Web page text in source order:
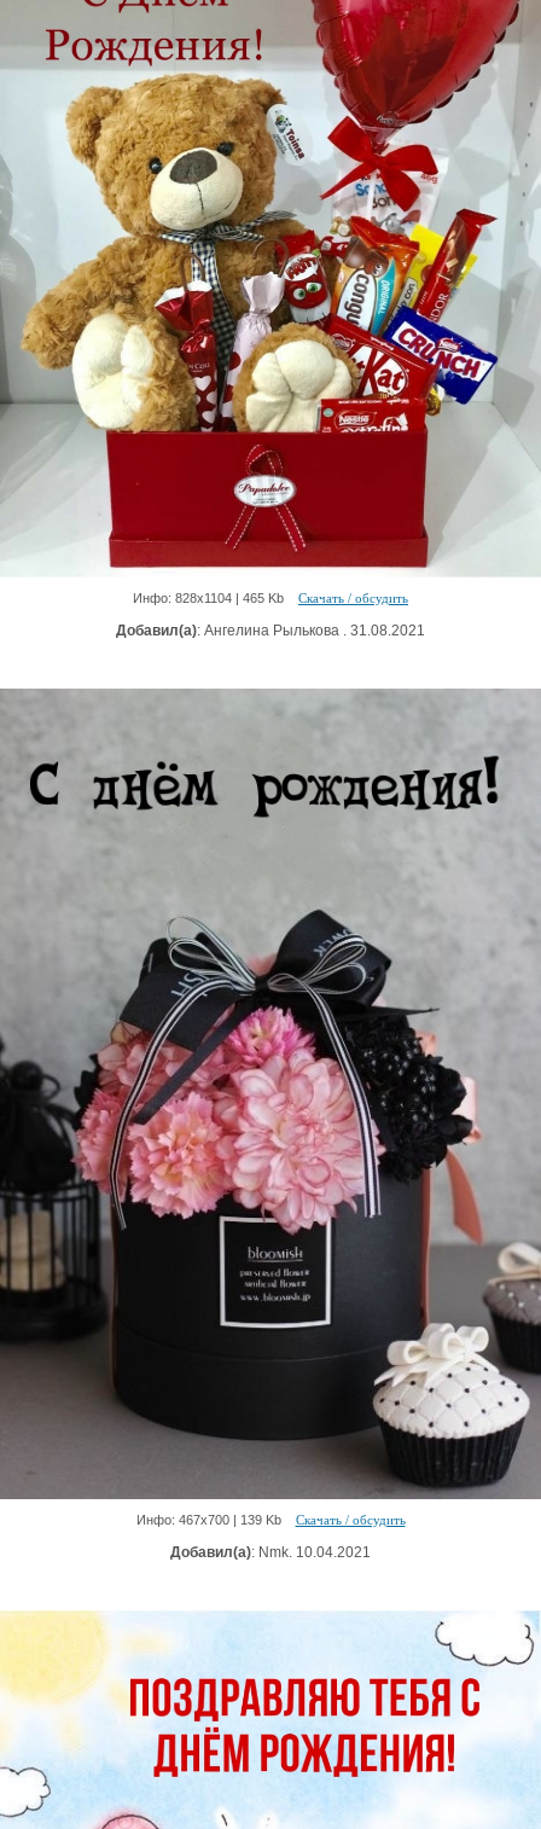
Инфо: 828х1104 | 465 Kb Скачать / обсудить
Добавил(а): Ангелина Рылькова . 31.08.2021
Инфо: 467х700 | 139 Kb Скачать / обсудить
Добавил(а): Nmk. 10.04.2021